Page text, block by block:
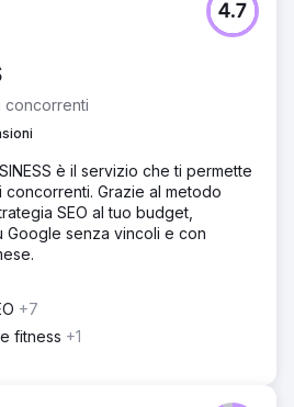
concorrenti
4.7
è il servizio che ti permette
Grazie al metodo
SEO al tuo budget,
Google senza vincoli e con
+7
fitness +1